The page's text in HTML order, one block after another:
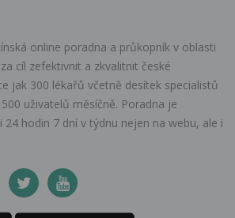
online poradna a průkopník v oblasti
cíl zefektivnit a zkvalitnit české
jak 300 lékařů včetně desítek specialistů
uživatelů měsíčně. Poradna je
24 hodin 7 dní v týdnu nejen na webu, ale i